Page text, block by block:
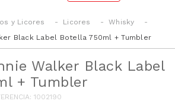
y Licores Licores
Whisky
Black Label Botella 750ml + Tumbler
Walker Black Label
+ Tumbler
:1002190